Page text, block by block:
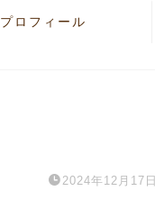
プロフィール
2024年12月17日